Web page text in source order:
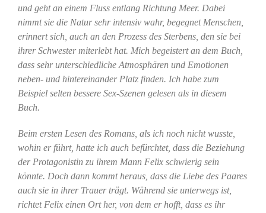
und geht an einem Fluss entlang Richtung Meer. Dabei
nimmt sie die Natur sehr intensiv wahr, begegnet Menschen,
erinnert sich, auch an den Prozess des Sterbens, den sie bei
ihrer Schwester miterlebt hat. Mich begeistert an dem Buch,
dass sehr unterschiedliche Atmosphären und Emotionen
neben- und hintereinander Platz finden. Ich habe zum
Beispiel selten bessere Sex-Szenen gelesen als in diesem
Buch.
Beim ersten Lesen des Romans, als ich noch nicht wusste,
wohin er führt, hatte ich auch befürchtet, dass die Beziehung
der Protagonistin zu ihrem Mann Felix schwierig sein
könnte. Doch dann kommt heraus, dass die Liebe des Paares
auch sie in ihrer Trauer trägt. Während sie unterwegs ist,
richtet Felix einen Ort her, von dem er hofft, dass es ihr